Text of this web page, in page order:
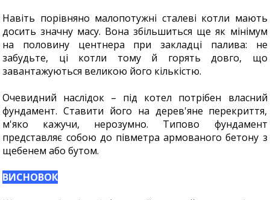
Навіть порівняно малопотужні сталеві котли мають
досить значну масу. Вона збільшиться ще як мінімум
на половину центнера при закладці палива: не
забудьте, ці котли тому й горять довго, що
завантажуються великою його кількістю.
Очевидний наслідок – під котел потрібен власний
фундамент. Ставити його на дерев'яне перекриття,
м'яко кажучи, нерозумно. Типово фундамент
представляє собою до півметра армованого бетону з
щебенем або бутом.
ВИСНОВОК